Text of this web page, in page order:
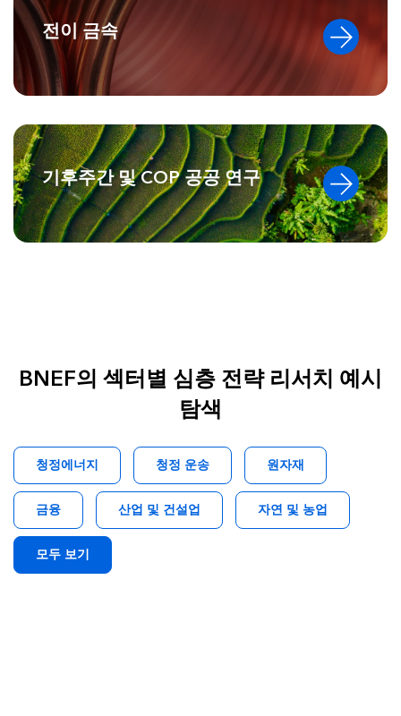
전이 금속
기후주간 및 COP 공공 연구
BNEF의 섹터별 심층 전략 리서치 예시
탐색
청정에너지 청정 운송 원자재
금융 산업 및 건설업 자연 및 농업
모두 보기